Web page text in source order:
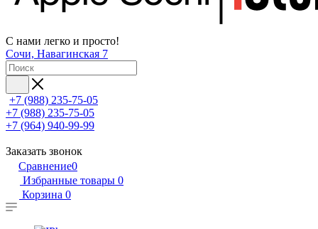
С нами легко и просто!
Сочи, Навагинская 7
+7 (988) 235-75-05
+7 (988) 235-75-05
+7 (964) 940-99-99
Заказать звонок
Сравнение0
Избранные товары 0
Корзина 0